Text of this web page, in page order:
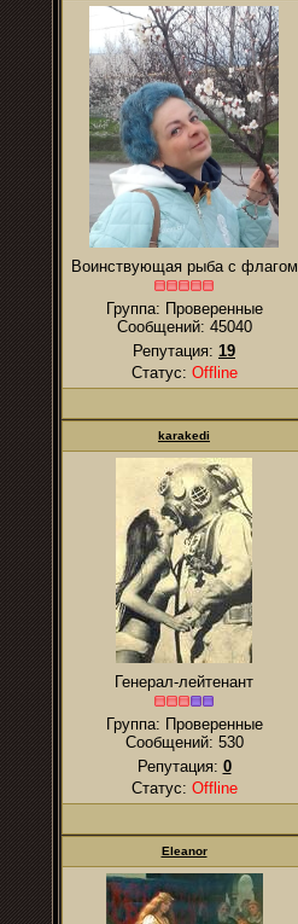
Воинствующая рыба с флагом
Группа: Проверенные
Сообщений: 45040
Репутация: 19
Статус: Offline
karakedi
Генерал-лейтенант
Группа: Проверенные
Сообщений: 530
Репутация: 0
Статус: Offline
Eleanor